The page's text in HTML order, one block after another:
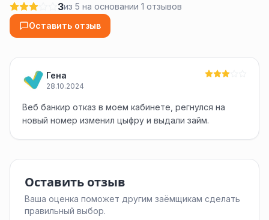
3из 5 на основании 1 отзывов
Оставить отзыв
Гена
28.10.2024
Веб банкир отказ в моем кабинете, регнулся на
новый номер изменил цыфру и выдали займ.
Оставить отзыв
Ваша оценка поможет другим заёмщикам сделать
правильный выбор.